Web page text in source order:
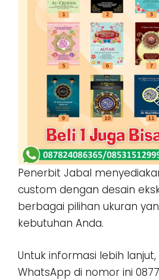
Penerbit Jabal
custom dengan desain
berbagai pilihan ukuran
kebutuhan Anda.
Untuk informasi lebih
WhatsApp di nomor ini